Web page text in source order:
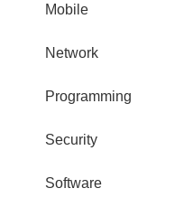
Mobile
Network
Programming
Security
Software